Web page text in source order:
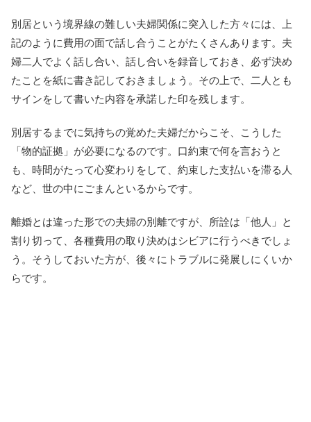
別居という境界線の難しい夫婦関係に突入した方々には、上
記のように費用の面で話し合うことがたくさんあります。夫
婦二人でよく話し合い、話し合いを録音しておき、必ず決め
たことを紙に書き記しておきましょう。その上で、二人とも
サインをして書いた内容を承諾した印を残します。
別居するまでに気持ちの覚めた夫婦だからこそ、こうした
「物的証拠」が必要になるのです。口約束で何を言おうと
も、時間がたって心変わりをして、約束した支払いを滞る人
など、世の中にごまんといるからです。
離婚とは違った形での夫婦の別離ですが、所詮は「他人」と
割り切って、各種費用の取り決めはシビアに行うべきでしょ
う。そうしておいた方が、後々にトラブルに発展しにくいか
らです。